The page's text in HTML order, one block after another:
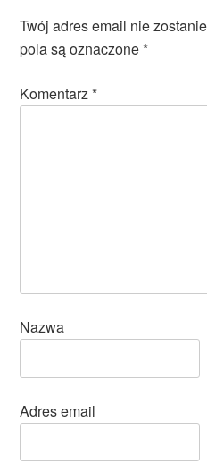
Twój adres email nie
pola są oznaczone*
Komentarz*
Nazwa
Adres email